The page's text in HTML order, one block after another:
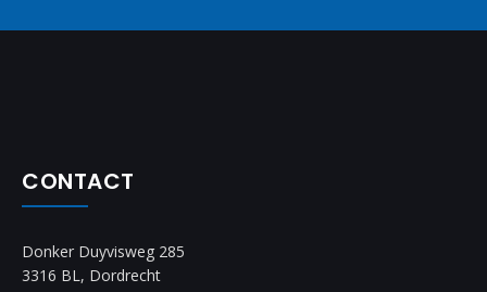
CONTACT
Donker Duyvisweg 285
3316 BL, Dordrecht